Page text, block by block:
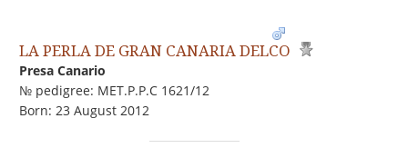
LA PERLA DE GRAN CANARIA DELCO
Presa Canario
№ pedigree: MET.P.P.C 1621/12
Born: 23 August 2012